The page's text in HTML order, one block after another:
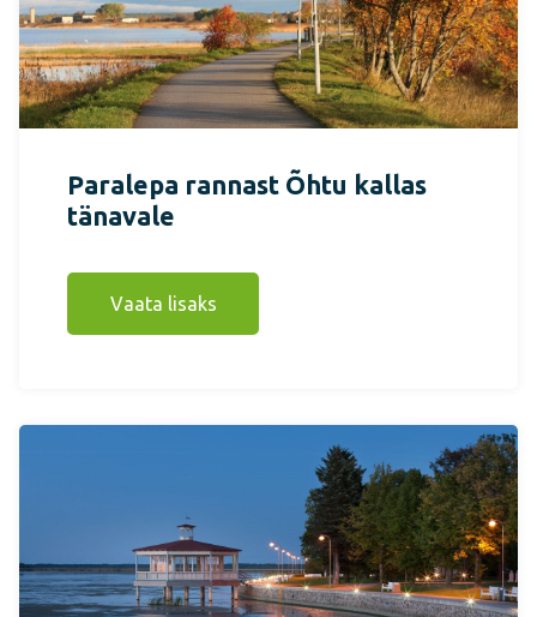
Paralepa rannast Õhtu kallas
tänavale
Vaata lisaks